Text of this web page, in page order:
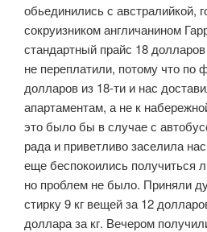
обьединились с австралийкой,
сокруизником англичанином
стандартный прайс 18
не переплатили, потому что по
долларов из 18-ти и нас
апартаментам, а не к
это было бы в случае с
рада и приветливо заселила
еще беспокоились получиться
но проблем не было. Приняли
стирку 9 кг вещей за 12
доллара за кг. Вечером